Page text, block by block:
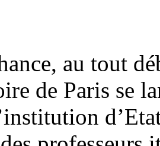
au tout
de Paris se